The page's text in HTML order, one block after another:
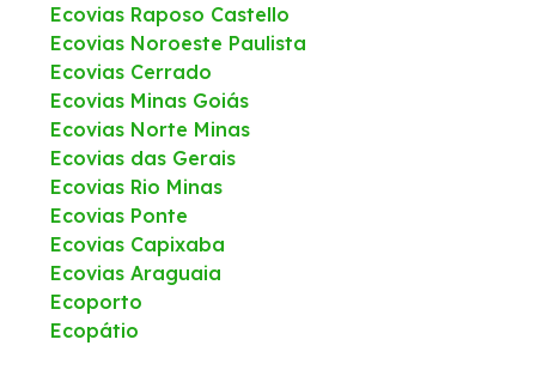
Ecovias Raposo Castello
Ecovias Noroeste Paulista
Ecovias Cerrado
Ecovias Minas Goiás
Ecovias Norte Minas
Ecovias das Gerais
Ecovias Rio Minas
Ecovias Ponte
Ecovias Capixaba
Ecovias Araguaia
Ecoporto
Ecopátio